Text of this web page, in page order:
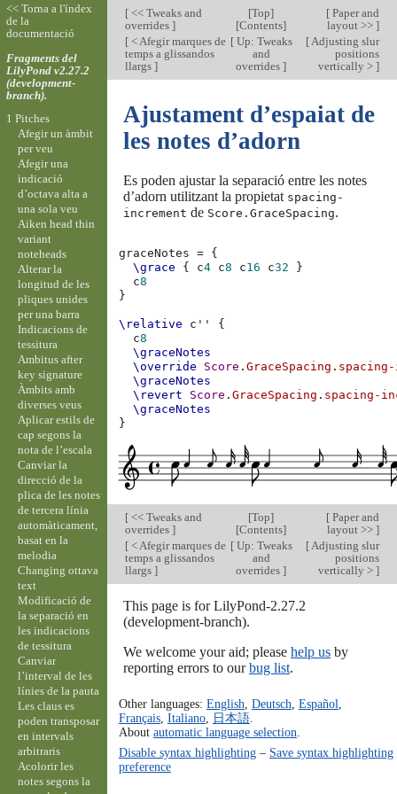
[<< Tweaks and
overrides ]
[Top]
[Contents]
[Paper and
layout >> ]
[< Afegir marques de
temps a glissandos
llargs ]
[Up: Tweaks
and
overrides]
[Adjusting slur
positions
vertically > ]
Ajustament d’espaiat de
les notes d’adorn
Es poden ajustar la separació entre les notes
d’adorn utilitzant la propietat spacing-
increment de Score.GraceSpacing.
graceNotes = {
\grace
{ c4 c8 c16 c32
}
c8
}
\relative c''
{
c8
\graceNotes
\override
Score .GraceSpacing .
\graceNotes
\revert
Score .GraceSpacing . spacing-
\graceNotes
}
[<< Tweaks and
overrides ]
[Top]
[Contents]
[Paper and
layout >> ]
[< Afegir marques de
temps a glissandos
llargs ]
[Up: Tweaks
and
overrides]
[Adjusting slur
positions
vertically > ]
This page is for LilyPond-2.27.2
(development-branch).
We welcome your aid; please help usby
reporting errors to ourbug list.
Other languages: English Deutsch Español
Français, Italiano, 日本語.
About automatic language selection
Disable syntax highlighting– Save syntax highlighting
preference
<< Torna a l'índex
de la
documentació
Fragments del
LilyPond v2.27.2
(development-
branch).
1 Pitches
Afegir un àmbit
per veu
Afegir una
indicació
d’octava alta a
una sola veu
Aiken head thin
variant
noteheads
Alterar la
longitud de les
pliques unides
per una barra
Indicacions de
tessitura
Ambitus after
key signature
Àmbits amb
diverses veus
Aplicar estils de
cap segons la
nota de l’escala
Canviar la
direcció de la
plica de les notes
de tercera línia
automàticament,
basat en la
melodia
Changing ottava
text
Modificació de
la separació en
les indicacions
de tessitura
Canviar
l’interval de les
línies de la pauta
Les claus es
poden transposar
en intervals
arbitraris
Acolorir les
notes segons la